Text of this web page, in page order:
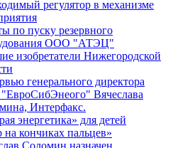
регулятор в механизме
по пуску резервного
ООО "АТЭЦ"
изобретатели Нижегородской
генерального директора
Вячеслава
Интерфакс.
энергетика» для детей
кончиках пальцев»